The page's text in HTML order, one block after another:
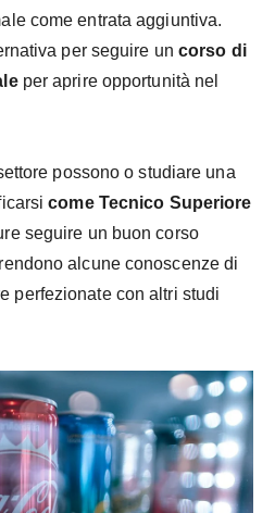
come entrata aggiuntiva.
per seguire un corso di
per aprire opportunità nel
possono o studiare una
come Tecnico Superiore
seguire un buon corso
alcune conoscenze di
perfezionate con altri studi